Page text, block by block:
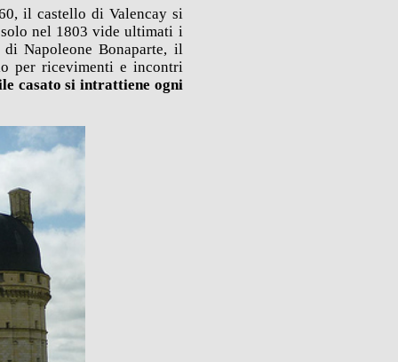
il castello di Valencay si
nel 1803 vide ultimati i
Napoleone Bonaparte, il
per ricevimenti e incontri
casato si intrattiene ogni